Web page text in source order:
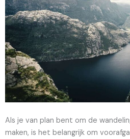
Als je van plan bent om de
maken, is het belangrijk om